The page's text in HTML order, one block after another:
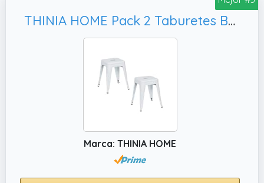
arañazos
THINIA HOME Pack 2 Taburetes Bajos Industriales Apilables de Acero 38x38x46cm
Marca: THINIA HOME